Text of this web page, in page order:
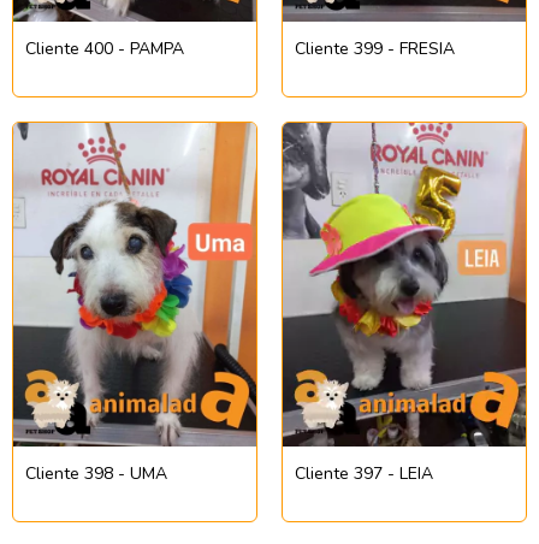
Cliente 400 - PAMPA Cliente 399 - FRESIA
Cliente 398 - UMA Cliente 397 - LEIA